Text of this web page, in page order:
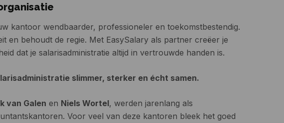
kantoor wendbaarder, professioneler en toekomstbestendig.
en behoudt de regie. Met EasySalary als partner creëer je
dat je salarisadministratie altijd in vertrouwde handen is.
slimmer, sterker en écht samen.
van Galen en Niels Wortel, werden jarenlang als
Voor veel van deze kantoren bleek het goed